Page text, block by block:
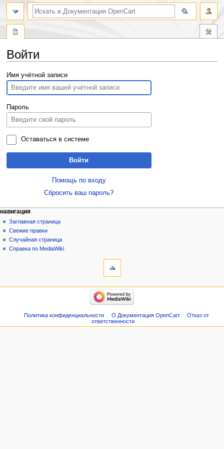
Войти
Перейти
к
навигации
Перейти
к
поиску
Имя учётной записи
Пароль
Оставаться в системе
Войти
Помощь по входу
Сбросить ваш пароль?
навигация
Заглавная страница
Свежие правки
Случайная страница
Справка по MediaWiki
Политика конфиденциальности О Документация OpenCart
Отказ от
ответственности